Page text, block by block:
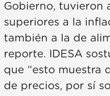
Gobierno, tuvieron
superiores a la
también a la de
reporte. IDESA
que “esto muestra
de precios, por sí